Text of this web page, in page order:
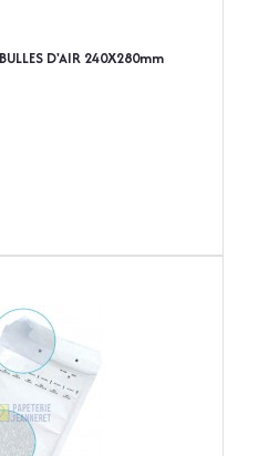
D'AIR 240X280mm